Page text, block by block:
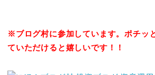
※ブログ村に参加しています。ポチッ
ていただけると嬉しいです！！